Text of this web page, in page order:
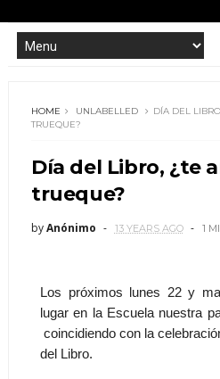
HOME UNLABELLED
DÍA DEL
TRUEQUE?
Día del Libro, ¿te
trueque?
byAnónimo 13 YEARS AGO 1
Los próximos lunes 22 y
lugar en la Escuela nuestra
coincidiendo con la
del Libro.